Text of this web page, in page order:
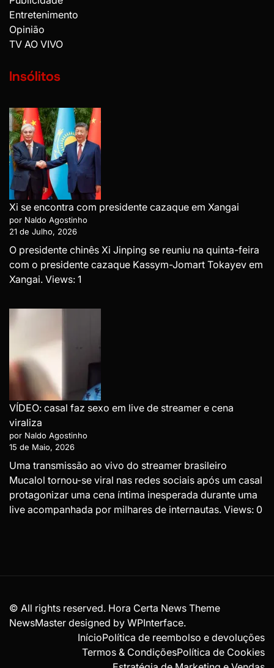
Entretenimento
Opinião
TV AO VIVO
Insólitos
Xi se encontra com presidente cazaque em Xangai
por Naldo Agostinho
21 de Julho, 2026
O presidente chinês Xi Jinping se reuniu na quinta-feira
com o presidente cazaque Kassym-Jomart Tokayev em
Xangai. Views: 1
VÍDEO: casal faz sexo em live de streamer e cena
viraliza
por Naldo Agostinho
15 de Maio, 2026
Uma transmissão ao vivo do streamer brasileiro
Mucalol tornou-se viral nas redes sociais após um casal
protagonizar uma cena íntima inesperada durante uma
live acompanhada por milhares de internautas. Views: 0
© All rights reserved. Hora Certa News Theme
NewsMaster designed by WPInterface.
InícioPolítica de reembolso e devoluções
Termos & CondiçõesPolítica de Cookies